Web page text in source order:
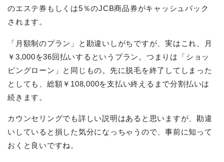
のエステ券もしくは5％のJCB商品券がキャッシュバック
されます。
「月額制のプラン」と勘違いしがちですが、実はこれ、月
￥3,000を36回払いするというプラン。つまりは「ショッ
ピングローン」と同じもの。先に脱毛を終了してしまった
としても、総額￥108,000を支払い終えるまで分割払いは
続きます。
カウンセリングでも詳しい説明はあると思いますが、勘違
いしていると損した気分になっちゃうので、事前に知って
おくと良いですね。